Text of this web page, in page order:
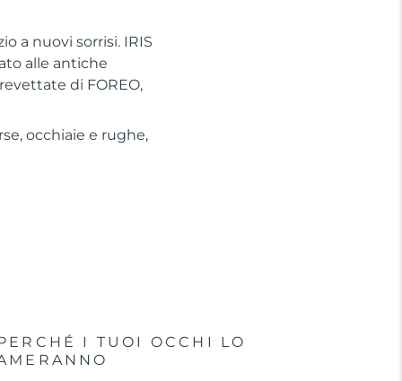
a nuovi sorrisi. IRIS
alle antiche
di FOREO,
occhiaie e rughe,
I TUOI OCCHI LO